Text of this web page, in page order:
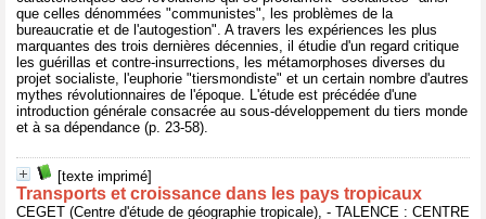
que celles dénommées "communistes", les problèmes de la
bureaucratie et de l'autogestion". A travers les expériences les plus
marquantes des trois dernières décennies, il étudie d'un regard critique
les guérillas et contre-insurrections, les métamorphoses diverses du
projet socialiste, l'euphorie "tiersmondiste" et un certain nombre d'autres
mythes révolutionnaires de l'époque. L'étude est précédée d'une
introduction générale consacrée au sous-développement du tiers monde
et à sa dépendance (p. 23-58).
[texte imprimé]
Transports et croissance dans les pays tropicaux
CEGET (Centre d'étude de géographie tropicale), - TALENCE : CENTRE